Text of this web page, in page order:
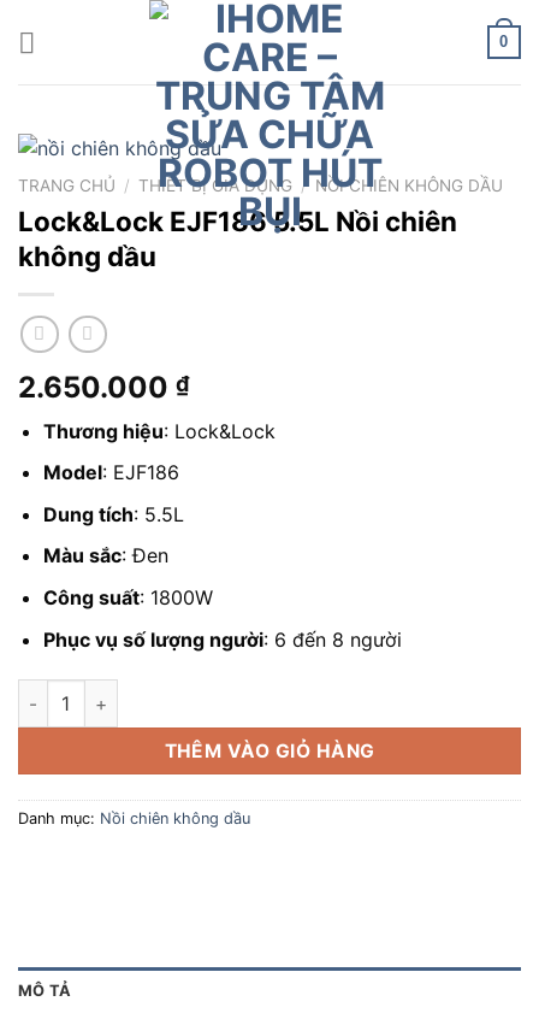
0
TRANG CHỦ / THIẾT BỊ GIA DỤNG / NỒI CHIÊN KHÔNG DẦU
Lock&Lock EJF186 5.5L Nồi chiên
không dầu
2.650.000 ₫
Thương hiệu: Lock&Lock
Model: EJF186
Dung tích: 5.5L
Màu sắc: Đen
Công suất: 1800W
Phục vụ số lượng người: 6 đến 8 người
Lock&Lock EJF186 5.5L Nồi chiên không dầu số lượng
THÊM VÀO GIỎ HÀNG
Danh mục: Nồi chiên không dầu
MÔ TẢ